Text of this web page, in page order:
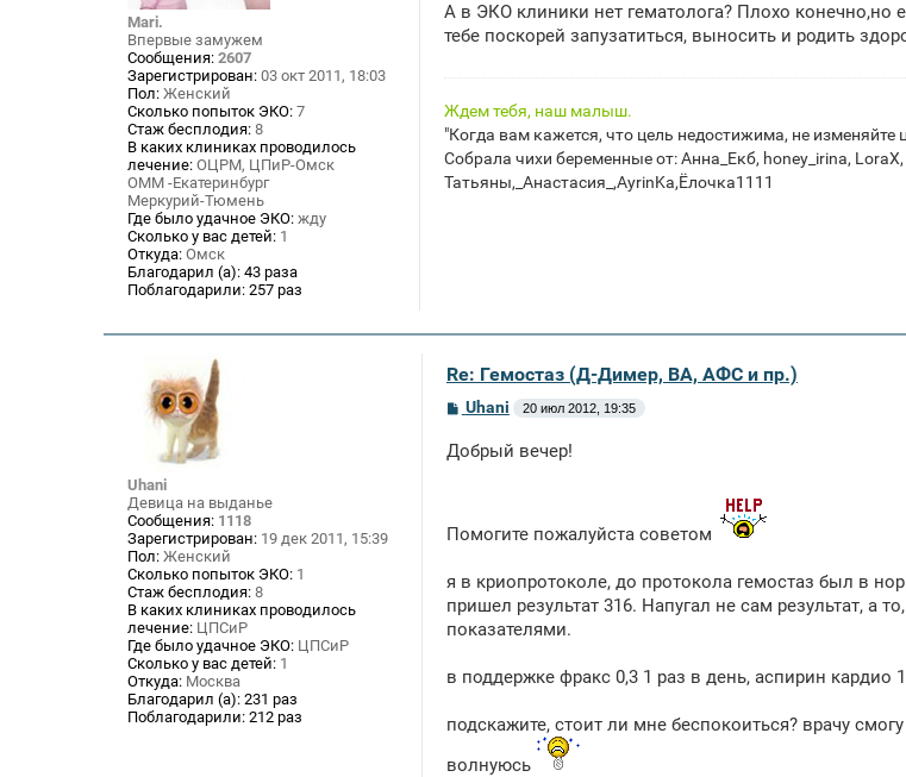
Mari.
Впервые замужем
Сообщения: 2607
Зарегистрирован: 03 окт 2011, 18:03
Пол: Женский
Сколько попыток ЭКО: 7
Стаж бесплодия: 8
В каких клиниках проводилось
лечение: ОЦРМ, ЦПиР-Омск
ОММ -Екатеринбург
Меркурий-Тюмень
Где было удачное ЭКО: жду
Сколько у вас детей: 1
Откуда: Омск
Благодарил (а): 43 раза
Поблагодарили: 257 раз
б
щ
А в ЭКО клиники нет гематолога? Плохо
тебе поскорей запузатиться, выносить и родить
Ждем тебя, наш малыш.
"Когда вам кажется, что цель недостижима, не изменяйте
Собрала чихи беременные от: Анна_Екб, honey_irina,
Татьяны,_Анастасия_,AyrinKa,Ёлочка1111
Uhani
Девица на выданье
Сообщения: 1118
Зарегистрирован: 19 дек 2011, 15:39
Пол: Женский
Сколько попыток ЭКО: 1
Стаж бесплодия: 8
В каких клиниках проводилось
лечение: ЦПСиР
Где было удачное ЭКО: ЦПСиР
Сколько у вас детей: 1
Откуда: Москва
Благодарил (а): 231 раз
Поблагодарили: 212 раз
Re: Гемостаз (Д-Димер, ВА, АФС и пр.)
С
б
е
Uhani 20 июл 2012, 19:35
Добрый вечер!
Помогите пожалуйста советом
я в криопротоколе, до протокола гемостаз был в
пришел результат 316. Напугал не сам результат,
показателями.
в поддержке фракс 0,3 1 раз в день, аспирин кардио
подскажите, стоит ли мне беспокоиться? врачу
волнуюсь